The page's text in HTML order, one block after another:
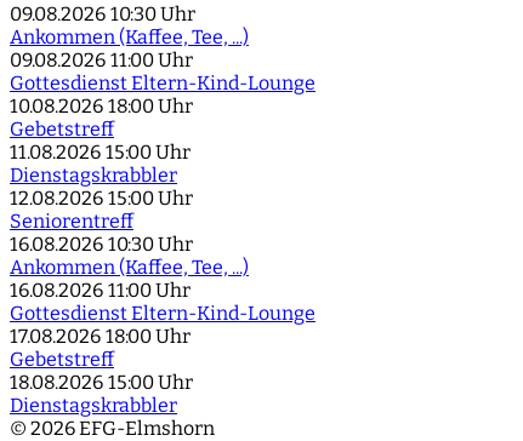
09.08.2026 10:30 Uhr
Ankommen (Kaffee, Tee, ...)
09.08.2026 11:00 Uhr
Gottesdienst Eltern-Kind-Lounge
10.08.2026 18:00 Uhr
Gebetstreff
11.08.2026 15:00 Uhr
Dienstagskrabbler
12.08.2026 15:00 Uhr
Seniorentreff
16.08.2026 10:30 Uhr
Ankommen (Kaffee, Tee, ...)
16.08.2026 11:00 Uhr
Gottesdienst Eltern-Kind-Lounge
17.08.2026 18:00 Uhr
Gebetstreff
18.08.2026 15:00 Uhr
Dienstagskrabbler
© 2026 EFG-Elmshorn